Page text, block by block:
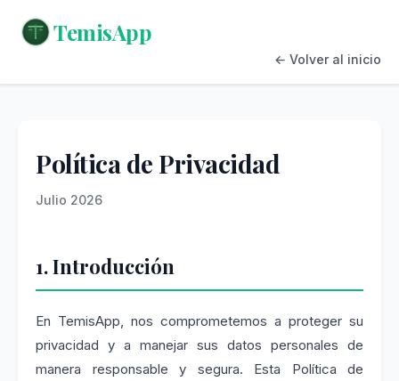
TemisApp
← Volver al inicio
Política de Privacidad
Julio 2026
1. Introducción
En TemisApp, nos comprometemos a proteger su
privacidad y a manejar sus datos personales de
manera responsable y segura. Esta Política de